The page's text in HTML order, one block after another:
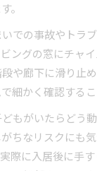
。
での事故やトラ
ングの窓にチャ
や廊下に滑り止
細かく確認するこ
もがいたらどう
ちなリスクにも
際に入居後に手